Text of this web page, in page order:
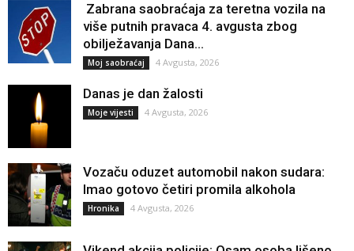
Zabrana saobraćaja za teretna vozila na
više putnih pravaca 4. avgusta zbog
obilježavanja Dana...
Moj saobraćaj 4 Avgusta, 2026
Danas je dan žalosti
Moje vijesti 4 Avgusta, 2026
Vozaču oduzet automobil nakon sudara:
Imao gotovo četiri promila alkohola
Hronika 4 Avgusta, 2026